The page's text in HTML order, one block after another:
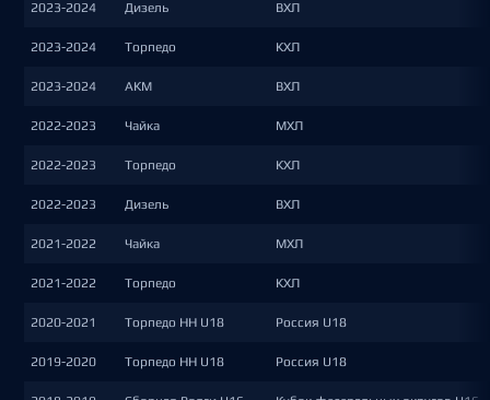
2023-2024 Дизель ВХЛ
2023-2024 Торпедо КХЛ
2023-2024 АКМ ВХЛ
2022-2023 Чайка МХЛ
2022-2023 Торпедо КХЛ
2022-2023 Дизель ВХЛ
2021-2022 Чайка МХЛ
2021-2022 Торпедо КХЛ
2020-2021 Торпедо НН U18 Россия U18
2019-2020 Торпедо НН U18 Россия U18